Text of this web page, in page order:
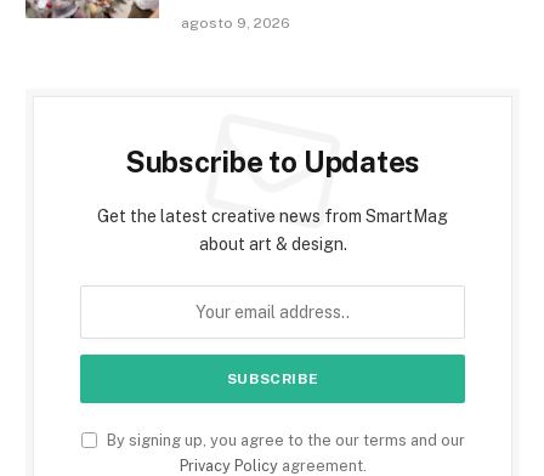
agosto 9, 2026
Subscribe to Updates
Get the latest creative news from SmartMag
about art & design.
By signing up, you agree to the our terms and our
Privacy Policyagreement.